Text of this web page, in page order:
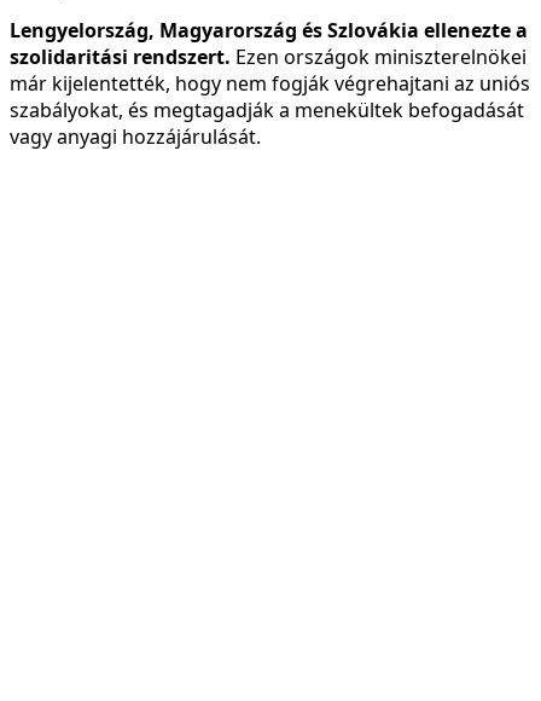
Lengyelország, Magyarország és Szlovákia ellenezte a
szolidaritási rendszert. Ezen országok miniszterelnökei
már kijelentették, hogy nem fogják végrehajtani az uniós
szabályokat, és megtagadják a menekültek befogadását
vagy anyagi hozzájárulását.